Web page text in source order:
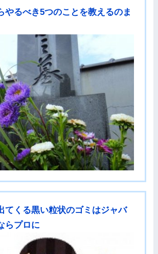
やるべき5つのことを教えるのま
てくる黒い粒状のゴミはジャバ
らプロに